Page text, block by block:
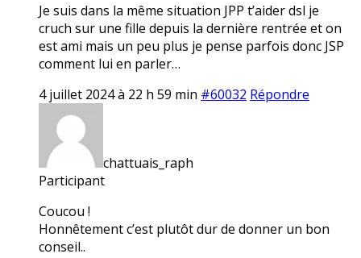
Je suis dans la même situation JPP t’aider dsl je
cruch sur une fille depuis la dernière rentrée et on
est ami mais un peu plus je pense parfois donc JSP
comment lui en parler…
4 juillet 2024 à 22 h 59 min #60032 Répondre
chattuais_raph
Participant
Coucou !
Honnêtement c’est plutôt dur de donner un bon
conseil..